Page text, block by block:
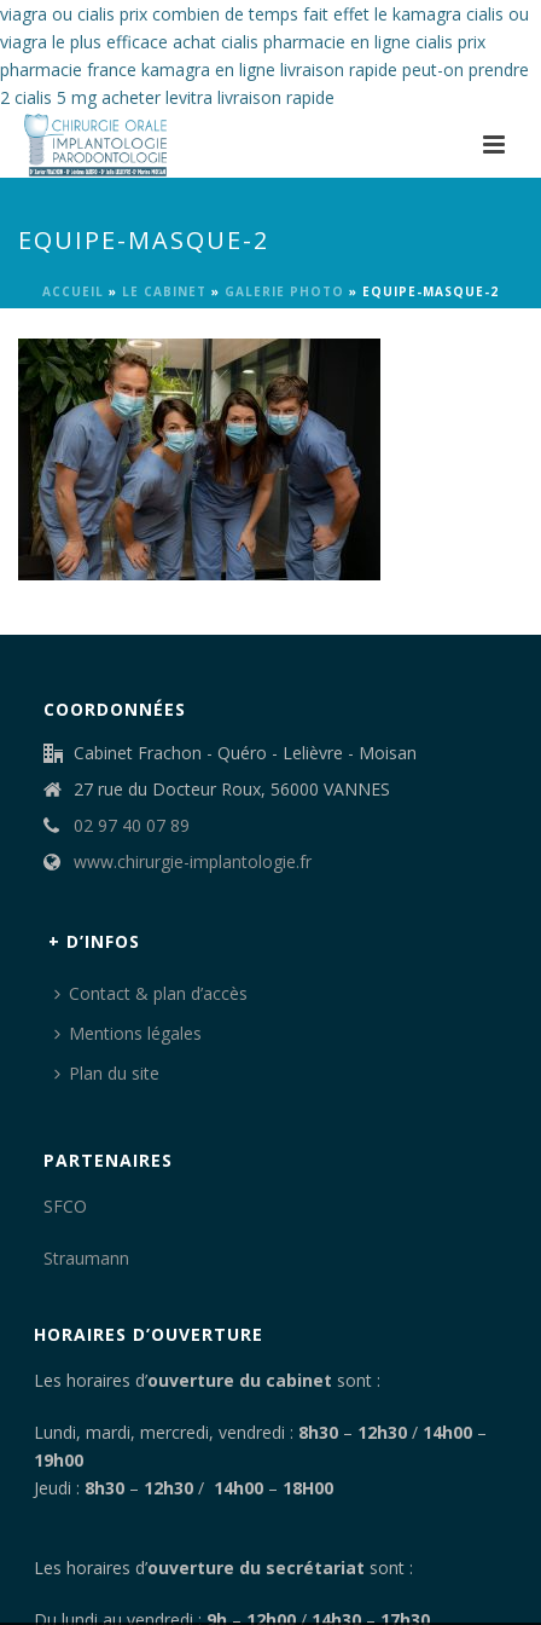
viagra ou cialis prix combien de temps fait effet le kamagra cialis ou
viagra le plus efficace achat cialis pharmacie en ligne cialis prix
pharmacie france kamagra en ligne livraison rapide peut-on prendre
2 cialis 5 mg acheter levitra livraison rapide
EQUIPE-MASQUE-2
ACCUEIL » LE CABINET » GALERIE PHOTO » EQUIPE-MASQUE-2
COORDONNÉES
Cabinet Frachon - Quéro - Lelièvre - Moisan
27 rue du Docteur Roux, 56000 VANNES
02 97 40 07 89
www.chirurgie-implantologie.fr
+ D’INFOS
Contact & plan d’accès
Mentions légales
Plan du site
PARTENAIRES
SFCO
Straumann
HORAIRES D’OUVERTURE
Les horaires d’ouverture du cabinet sont :
Lundi, mardi, mercredi, vendredi : 8h30 – 12h30 / 14h00 –
19h00
Jeudi : 8h30 – 12h30 / 14h00 – 18H00
Les horaires d’ouverture du secrétariat sont :
Du lundi au vendredi :9h–12h00/14h30–17h30